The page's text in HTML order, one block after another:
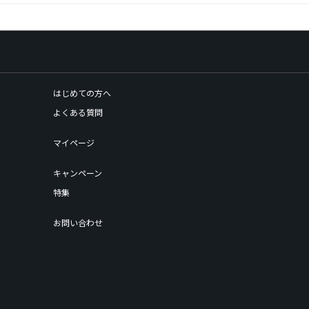
はじめての方へ
よくある質問
マイページ
キャンペーン
特集
お問い合わせ